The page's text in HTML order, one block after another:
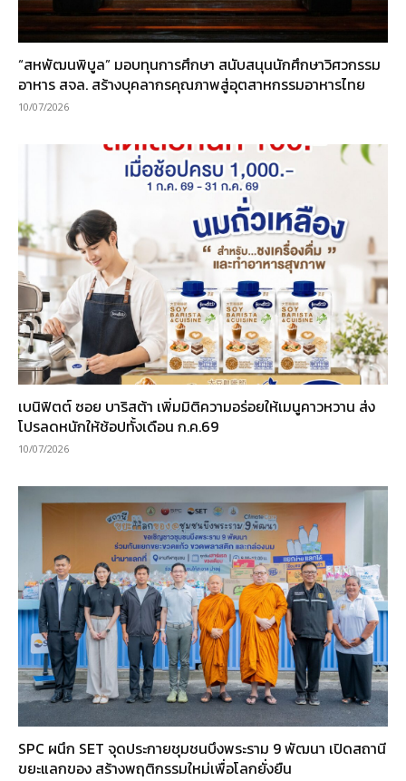
“สหพัฒนพิบูล” มอบทุนการศึกษา สนับสนุนนักศึกษาวิศวกรรม
อาหาร สจล. สร้างบุคลากรคุณภาพสู่อุตสาหกรรมอาหารไทย
10/07/2026
เบนิฟิตต์ ซอย บาริสต้า เพิ่มมิติความอร่อยให้เมนูคาวหวาน ส่ง
โปรลดหนักให้ช้อปทั้งเดือน ก.ค.69
10/07/2026
SPC ผนึก SET จุดประกายชุมชนบึงพระราม 9 พัฒนา เปิดสถานี
ขยะแลกของ สร้างพฤติกรรมใหม่เพื่อโลกยั่งยืน